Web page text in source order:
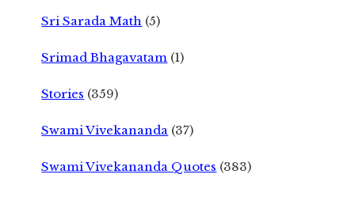
Sri Sarada Math (5)
Srimad Bhagavatam (1)
Stories (359)
Swami Vivekananda (37)
Swami Vivekananda Quotes (383)